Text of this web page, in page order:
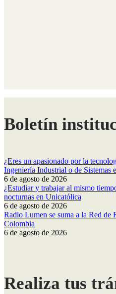
Boletín
¿Eres un apasionado por la
Ingeniería Industrial o de Sistemas
6 de agosto de 2026
¿Estudiar y trabajar al mismo
nocturnas en Unicatólica
6 de agosto de 2026
Radio Lumen se suma a la Red de
Colombia
6 de agosto de 2026
Realiza tus